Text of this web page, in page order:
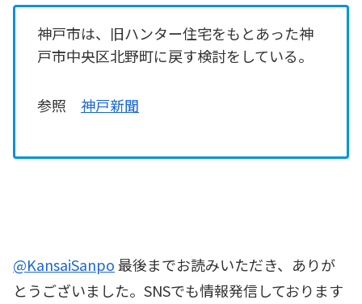
神戸市は、旧ハンター住宅をもとあった神
戸市中央区北野町に戻す検討をしている。
参照 神戸新聞
@KansaiSanpo最後までお読みいただき、ありが
とうございました。SNSでも情報発信しております